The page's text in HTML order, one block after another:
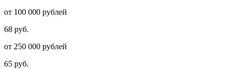
от 100 000 рублей
68 руб.
от 250 000 рублей
65 руб.